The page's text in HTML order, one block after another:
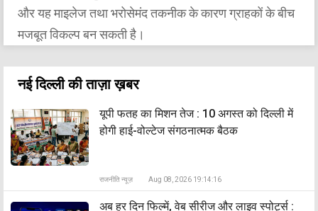
और यह माइलेज तथा भरोसेमंद तकनीक के कारण ग्राहकों के बीच
मजबूत विकल्प बन सकती है।
नई दिल्ली की ताज़ा ख़बर
यूपी फतह का मिशन तेज : 10 अगस्त को दिल्ली में
होगी हाई-वोल्टेज संगठनात्मक बैठक
राजनीति न्यूज़ Aug 08, 2026 19:14:16
अब हर दिन फिल्में, वेब सीरीज और लाइव स्पोर्ट्स :